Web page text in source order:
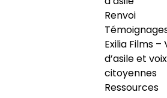
Renvoi
Exilia Films –
d’asile et voix
citoyennes
Ressources